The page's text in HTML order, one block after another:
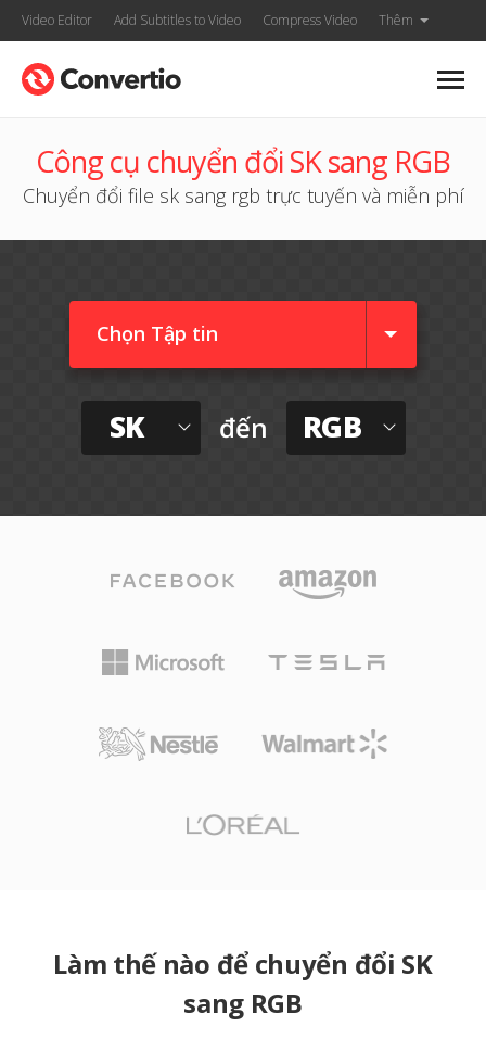
Video Editor Add Subtitles to Video Compress Video Thêm
Công cụ chuyển đổi SK sang RGB
Chuyển đổi file sk sang rgb trực tuyến và miễn phí
Chọn Tập tin
SK đến RGB
Làm thế nào để chuyển đổi SK
sang RGB